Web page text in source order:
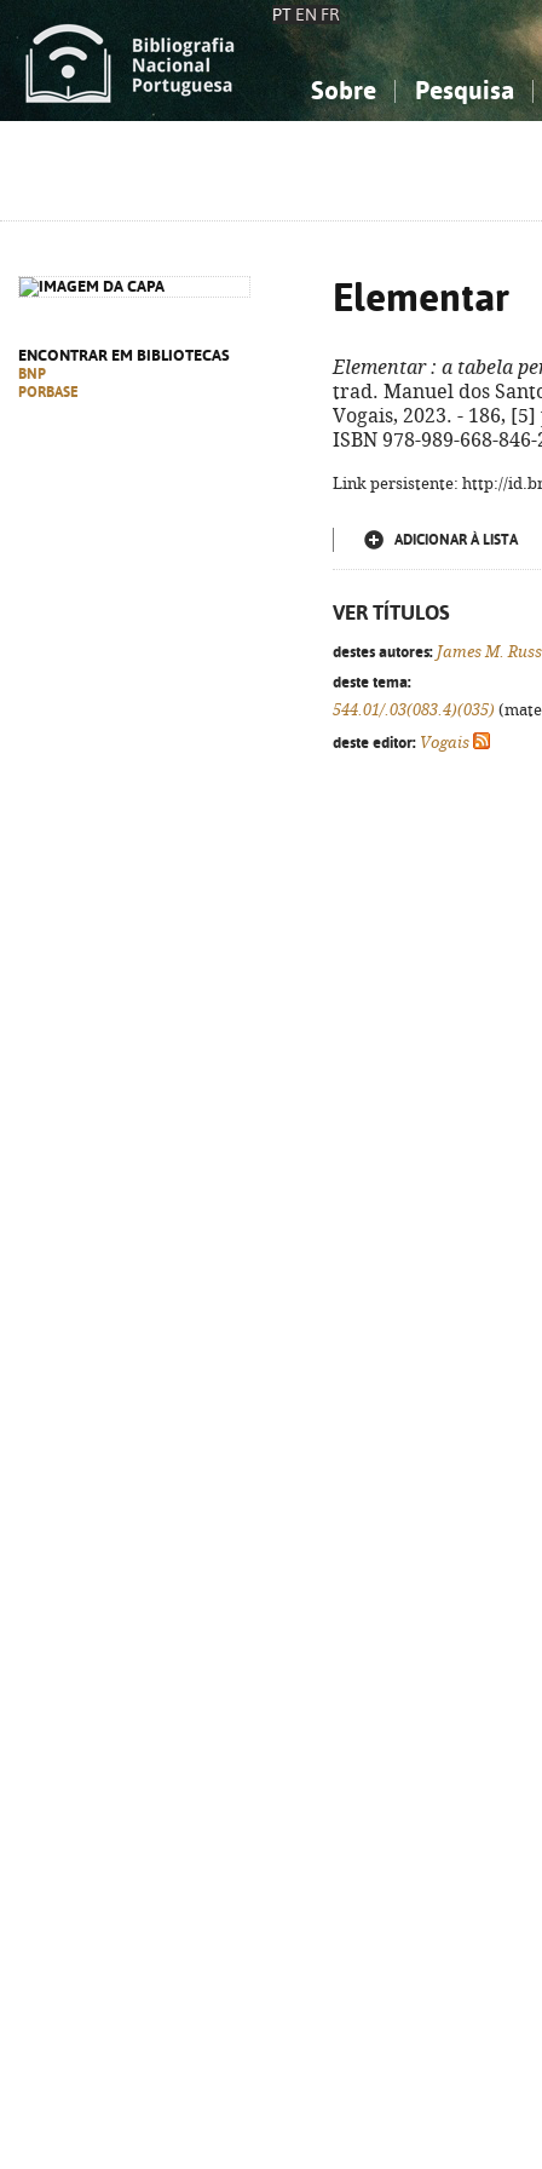
PT EN FR
Sobre Pesquisa
ENCONTRAR EM BIBLIOTECAS
BNP
PORBASE
Elementar
Elementar: a tabela
trad. Manuel dos
Vogais, 2023. - 186,
ISBN 978-989-668-846-
Link persistente: http://
ADICIONAR À LISTA
VER TÍTULOS
destes autores: James M.
deste tema:
544.01/.03(083.4)(035)
deste editor: Vogais